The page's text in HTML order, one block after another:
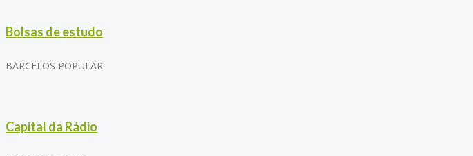
Bolsas de estudo
BARCELOS POPULAR
Capital da Rádio